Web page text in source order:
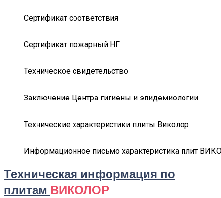
Сертификат соответствия
Сертификат пожарный НГ
Техническое свидетельство
Заключение Центра гигиены и эпидемиологии
Технические характеристики плиты Виколор
Информационное письмо характеристика плит
Техническая информация по
плитам ВИКОЛОР